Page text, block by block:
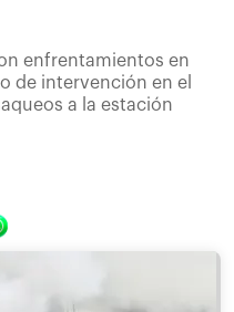
enfrentamientos en
de intervención en el
a la estación